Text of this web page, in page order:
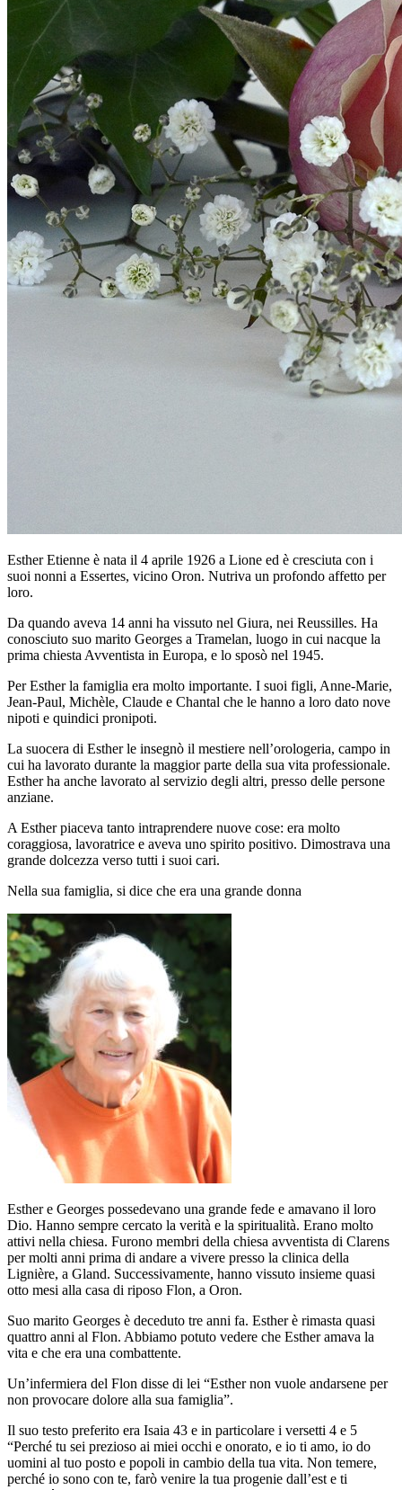
Esther Etienne è nata il 4 aprile 1926 a Lione ed è cresciuta con i
suoi nonni a Essertes, vicino Oron. Nutriva un profondo affetto per
loro.
Da quando aveva 14 anni ha vissuto nel Giura, nei Reussilles. Ha
conosciuto suo marito Georges a Tramelan, luogo in cui nacque la
prima chiesta Avventista in Europa, e lo sposò nel 1945.
Per Esther la famiglia era molto importante. I suoi figli, Anne-Marie,
Jean-Paul, Michèle, Claude e Chantal che le hanno a loro dato nove
nipoti e quindici pronipoti.
La suocera di Esther le insegnò il mestiere nell’orologeria, campo in
cui ha lavorato durante la maggior parte della sua vita professionale.
Esther ha anche lavorato al servizio degli altri, presso delle persone
anziane.
A Esther piaceva tanto intraprendere nuove cose: era molto
coraggiosa, lavoratrice e aveva uno spirito positivo. Dimostrava una
grande dolcezza verso tutti i suoi cari.
Nella sua famiglia, si dice che era una grande donna
Esther e Georges possedevano una grande fede e amavano il loro
Dio. Hanno sempre cercato la verità e la spiritualità. Erano molto
attivi nella chiesa. Furono membri della chiesa avventista di Clarens
per molti anni prima di andare a vivere presso la clinica della
Lignière, a Gland. Successivamente, hanno vissuto insieme quasi
otto mesi alla casa di riposo Flon, a Oron.
Suo marito Georges è deceduto tre anni fa. Esther è rimasta quasi
quattro anni al Flon. Abbiamo potuto vedere che Esther amava la
vita e che era una combattente.
Un’infermiera del Flon disse di lei “Esther non vuole andarsene per
non provocare dolore alla sua famiglia”.
Il suo testo preferito era Isaia 43 e in particolare i versetti 4 e 5
“Perché tu sei prezioso ai miei occhi e onorato, e io ti amo, io do
uomini al tuo posto e popoli in cambio della tua vita. Non temere,
perché io sono con te, farò venire la tua progenie dall’est e ti